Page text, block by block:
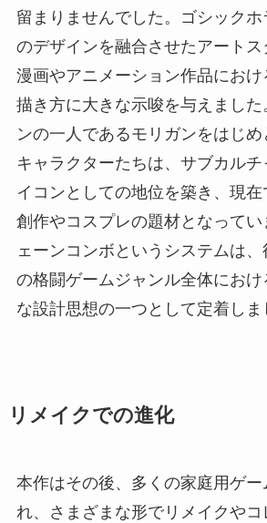
留まりませんでした。ゴシック
のデザインを融合させたアート
漫画やアニメーション作品にお
描き方に大きな示唆を与えました
ンの一人であるモリガンをはじ
キャラクターたちは、サブカル
イコンとしての地位を築き、現
創作やコスプレの題材となって
ェーンコンボというシステムは
の格闘ゲームジャンル全体におけ
な設計思想の一つとして定着しま
リメイクでの進化
本作はその後、多くの家庭用ゲー
れ、さまざまな形でリメイクや